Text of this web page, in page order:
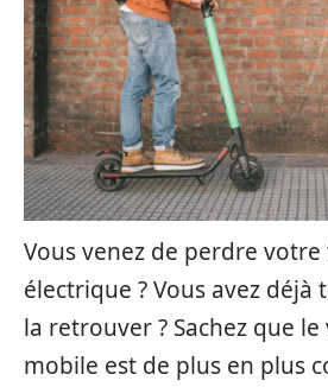
Vous venez de perdre
électrique ? Vous avez
la retrouver ? Sachez que le
mobile est de plus en plus